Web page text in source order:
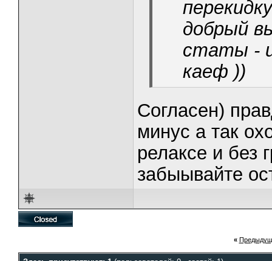
добрый
статы -
каеф ))
Согласен)
минус а так
релаксе и без
забыывайте
«